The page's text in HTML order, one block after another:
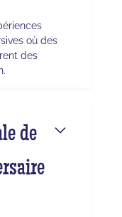
où des
des
de